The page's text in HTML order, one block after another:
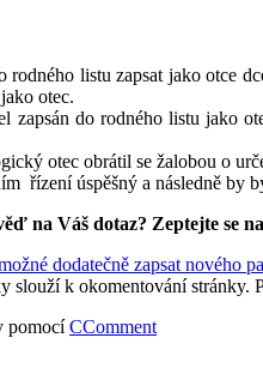
rodného listu zapsat jako otce
otec.
zapsán do rodného listu jako
otec obrátil se žalobou o
řízení úspěšný a následně by
na Váš dotaz? Zeptejte se
dodatečně zapsat nového
slouží k okomentování stránky.
pomocíCComment